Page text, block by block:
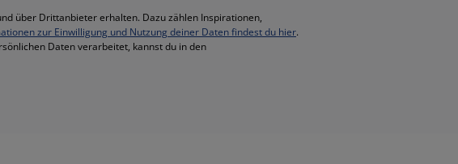
über Drittanbieter erhalten. Dazu zählen Inspirationen,
zur Einwilligung und Nutzung deiner Daten findest du hier.
Daten verarbeitet, kannst du in den